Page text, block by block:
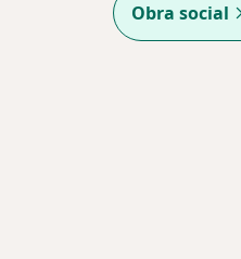
Obra social